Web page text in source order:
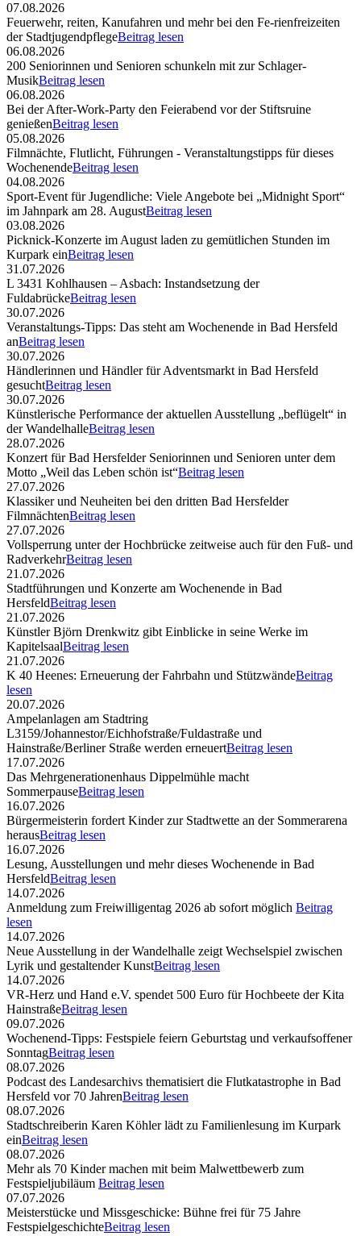
07.08.2026
Feuerwehr, reiten, Kanufahren und mehr bei den Fe-rienfreizeiten
der StadtjugendpflegeBeitrag lesen
06.08.2026
200 Seniorinnen und Senioren schunkeln mit zur Schlager-
MusikBeitrag lesen
06.08.2026
Bei der After-Work-Party den Feierabend vor der Stiftsruine
genießenBeitrag lesen
05.08.2026
Filmnächte, Flutlicht, Führungen - Veranstaltungstipps für dieses
WochenendeBeitrag lesen
04.08.2026
Sport-Event für Jugendliche: Viele Angebote bei „Midnight Sport“
im Jahnpark am 28. AugustBeitrag lesen
03.08.2026
Picknick-Konzerte im August laden zu gemütlichen Stunden im
Kurpark einBeitrag lesen
31.07.2026
L 3431 Kohlhausen – Asbach: Instandsetzung der
FuldabrückeBeitrag lesen
30.07.2026
Veranstaltungs-Tipps: Das steht am Wochenende in Bad Hersfeld
anBeitrag lesen
30.07.2026
Händlerinnen und Händler für Adventsmarkt in Bad Hersfeld
gesuchtBeitrag lesen
30.07.2026
Künstlerische Performance der aktuellen Ausstellung „beflügelt“ in
der WandelhalleBeitrag lesen
28.07.2026
Konzert für Bad Hersfelder Seniorinnen und Senioren unter dem
Motto „Weil das Leben schön ist“Beitrag lesen
27.07.2026
Klassiker und Neuheiten bei den dritten Bad Hersfelder
FilmnächtenBeitrag lesen
27.07.2026
Vollsperrung unter der Hochbrücke zeitweise auch für den Fuß- und
RadverkehrBeitrag lesen
21.07.2026
Stadtführungen und Konzerte am Wochenende in Bad
HersfeldBeitrag lesen
21.07.2026
Künstler Björn Drenkwitz gibt Einblicke in seine Werke im
KapitelsaalBeitrag lesen
21.07.2026
K 40 Heenes: Erneuerung der Fahrbahn und StützwändeBeitrag
lesen
20.07.2026
Ampelanlagen am Stadtring
L3159/Johannestor/Eichhofstraße/Fuldastraße und
Hainstraße/Berliner Straße werden erneuertBeitrag lesen
17.07.2026
Das Mehrgenerationenhaus Dippelmühle macht
SommerpauseBeitrag lesen
16.07.2026
Bürgermeisterin fordert Kinder zur Stadtwette an der Sommerarena
herausBeitrag lesen
16.07.2026
Lesung, Ausstellungen und mehr dieses Wochenende in Bad
HersfeldBeitrag lesen
14.07.2026
Anmeldung zum Freiwilligentag 2026 ab sofort möglich Beitrag
lesen
14.07.2026
Neue Ausstellung in der Wandelhalle zeigt Wechselspiel zwischen
Lyrik und gestaltender KunstBeitrag lesen
14.07.2026
VR-Herz und Hand e.V. spendet 500 Euro für Hochbeete der Kita
HainstraßeBeitrag lesen
09.07.2026
Wochenend-Tipps: Festspiele feiern Geburtstag und verkaufsoffener
SonntagBeitrag lesen
08.07.2026
Podcast des Landesarchivs thematisiert die Flutkatastrophe in Bad
Hersfeld vor 70 JahrenBeitrag lesen
08.07.2026
Stadtschreiberin Karen Köhler lädt zu Familienlesung im Kurpark
einBeitrag lesen
08.07.2026
Mehr als 70 Kinder machen mit beim Malwettbewerb zum
Festspieljubiläum Beitrag lesen
07.07.2026
Meisterstücke und Missgeschicke: Bühne frei für 75 Jahre
FestspielgeschichteBeitrag lesen